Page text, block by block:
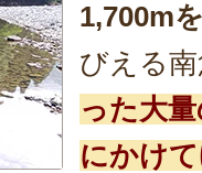
1,700m
びえる
った大
にかけ